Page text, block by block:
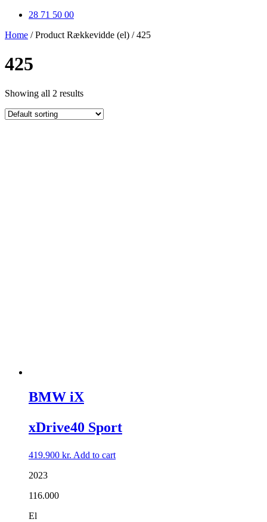
28 71 50 00
Home / Product Rækkevidde (el) / 425
425
Showing all 2 results
BMW iX
xDrive40 Sport
419.900 kr. Add to cart
2023
116.000
El